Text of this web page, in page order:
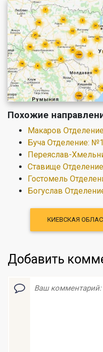
Похожие
Макаров
Буча Отделение: №1
Переяслав-
Ставище
Гостомель
Богуслав
КИЕВСКАЯ
Добавить